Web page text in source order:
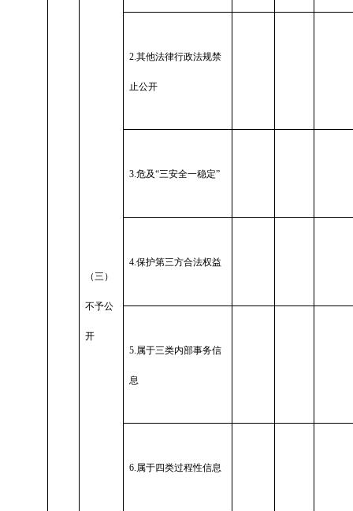
（三）
不予公
开
2.其他法律行政法规禁
止公开
3.危及“三安全一稳定”
4.保护第三方合法权益
5.属于三类内部事务信
息
6.属于四类过程性信息